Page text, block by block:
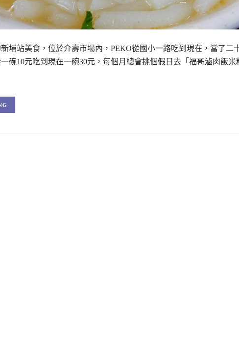
新埔站美食，位於介壽市場內，PEKO從國小一路吃到現在，當了二
碗10元吃到現在一碗30元，每個月總會挑個假日去「福哥滷肉飯米